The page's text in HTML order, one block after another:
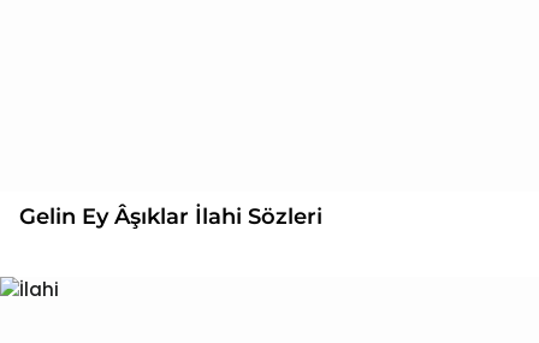
Gelin Ey Âşıklar İlahi Sözleri